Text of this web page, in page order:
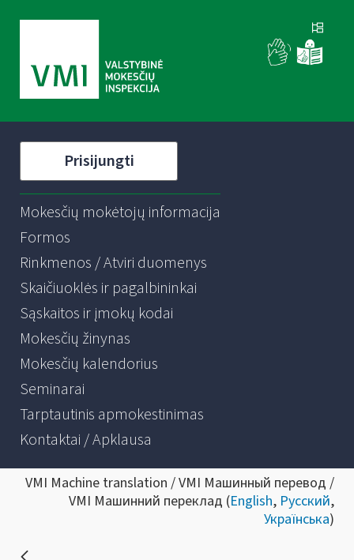
Prisijungti
Mokesčių mokėtojų informacija
Formos
Rinkmenos / Atviri duomenys
Skaičiuoklės ir pagalbininkai
Sąskaitos ir įmokų kodai
Mokesčių žinynas
Mokesčių kalendorius
Seminarai
Tarptautinis apmokestinimas
Kontaktai / Apklausa
VMI Machine translation / VMI Машинный перевод /
VMI Машинний переклад (English, Русский,
Українська)